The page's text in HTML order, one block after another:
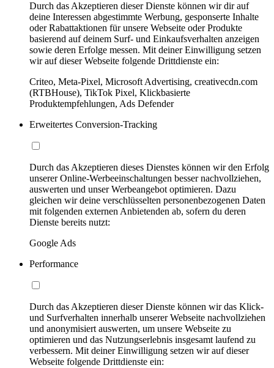
Durch das Akzeptieren dieser Dienste können wir dir auf
deine Interessen abgestimmte Werbung, gesponserte Inhalte
oder Rabattaktionen für unsere Webseite oder Produkte
basierend auf deinem Surf- und Einkaufsverhalten anzeigen
sowie deren Erfolge messen. Mit deiner Einwilligung setzen
wir auf dieser Webseite folgende Drittdienste ein:
Criteo, Meta-Pixel, Microsoft Advertising, creativecdn.com
(RTBHouse), TikTok Pixel, Klickbasierte
Produktempfehlungen, Ads Defender
Erweitertes Conversion-Tracking
Durch das Akzeptieren dieses Dienstes können wir den Erfolg
unserer Online-Werbeeinschaltungen besser nachvollziehen,
auswerten und unser Werbeangebot optimieren. Dazu
gleichen wir deine verschlüsselten personenbezogenen Daten
mit folgenden externen Anbietenden ab, sofern du deren
Dienste bereits nutzt:
Google Ads
Performance
Durch das Akzeptieren dieser Dienste können wir das Klick-
und Surfverhalten innerhalb unserer Webseite nachvollziehen
und anonymisiert auswerten, um unsere Webseite zu
optimieren und das Nutzungserlebnis insgesamt laufend zu
verbessern. Mit deiner Einwilligung setzen wir auf dieser
Webseite folgende Drittdienste ein: